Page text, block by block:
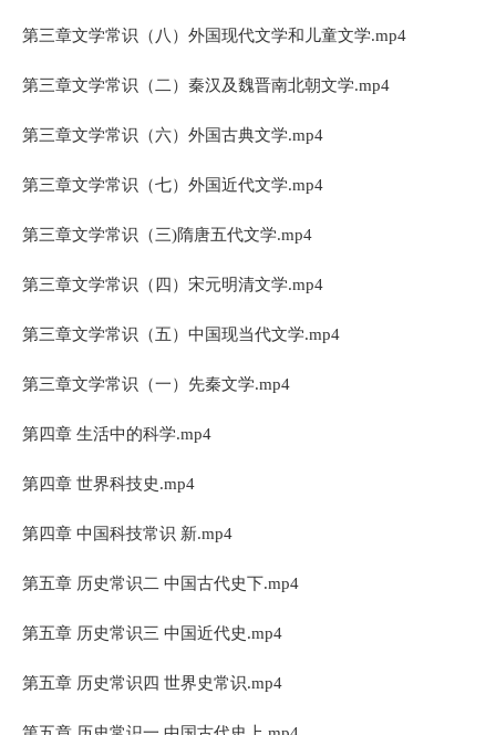
第三章文学常识（八）外国现代文学和儿童文学.mp4
第三章文学常识（二）秦汉及魏晋南北朝文学.mp4
第三章文学常识（六）外国古典文学.mp4
第三章文学常识（七）外国近代文学.mp4
第三章文学常识（三)隋唐五代文学.mp4
第三章文学常识（四）宋元明清文学.mp4
第三章文学常识（五）中国现当代文学.mp4
第三章文学常识（一）先秦文学.mp4
第四章 生活中的科学.mp4
第四章 世界科技史.mp4
第四章 中国科技常识 新.mp4
第五章 历史常识二 中国古代史下.mp4
第五章 历史常识三 中国近代史.mp4
第五章 历史常识四 世界史常识.mp4